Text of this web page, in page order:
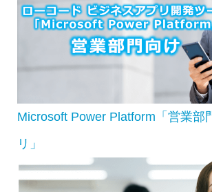
Microsoft Power Platform「営業部
リ」